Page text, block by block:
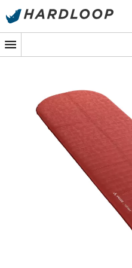
Letnie promocje 🔥 -5%